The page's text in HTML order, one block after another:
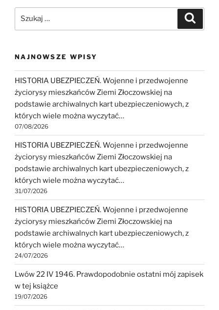
na
Zachodnie”
NAJNOWSZE WPISY
HISTORIA UBEZPIECZEŃ. Wojenne i przedwojenne
życiorysy mieszkańców Ziemi Złoczowskiej na
podstawie archiwalnych kart ubezpieczeniowych, z
których wiele można wyczytać…
07/08/2026
HISTORIA UBEZPIECZEŃ. Wojenne i przedwojenne
życiorysy mieszkańców Ziemi Złoczowskiej na
podstawie archiwalnych kart ubezpieczeniowych, z
których wiele można wyczytać…
31/07/2026
HISTORIA UBEZPIECZEŃ. Wojenne i przedwojenne
życiorysy mieszkańców Ziemi Złoczowskiej na
podstawie archiwalnych kart ubezpieczeniowych, z
których wiele można wyczytać…
24/07/2026
Lwów 22 IV 1946. Prawdopodobnie ostatni mój zapisek
w tej książce
19/07/2026